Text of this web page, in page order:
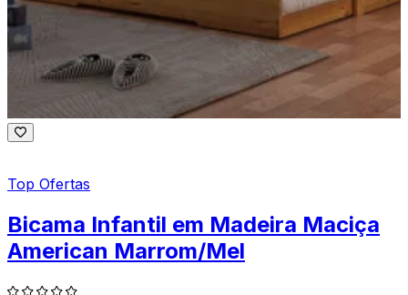
Top Ofertas
Bicama Infantil em Madeira Maciça
American Marrom/Mel